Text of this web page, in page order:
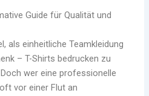
Guide für Qualität und
als einheitliche Teamkleidung
– T-Shirts bedrucken zu
wer eine professionelle
vor einer Flut an